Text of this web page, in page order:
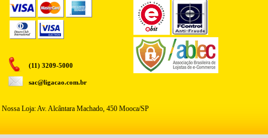
(11) 3209-5000
sac@ligacao.com.br
Nossa Loja: Av. Alcântara Machado, 450 Mooca/SP